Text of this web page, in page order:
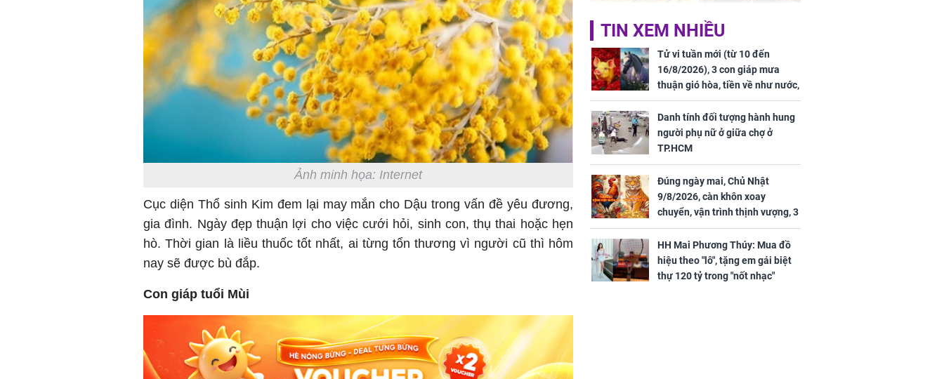
Ảnh minh họa: Internet
Cục diện Thổ sinh Kim đem lại may mắn cho Dậu trong vấn đề yêu đương,
gia đình. Ngày đẹp thuận lợi cho việc cưới hỏi, sinh con, thụ thai hoặc hẹn
hò. Thời gian là liều thuốc tốt nhất, ai từng tổn thương vì người cũ thì hôm
nay sẽ được bù đắp.
Con giáp tuổi Mùi
Giá vàng hôm nay,
ngày 8/8/2026: Tăng
vọt lên 144 triệu
đồng/lượng
'Bách Hoa Sát' vừa kết
thúc, Mạnh Tử Nghĩa
đã vướng tranh luận
Trong 4 ngày cuối
tháng 6 âm lịch, 3 con
giáp vượng phát Tài
Lộc, Phú Quý trăm bề,
đổi mệnh Phượng
Hoàng, ôm trọn cơ
ngơi đồ sộ
TIN XEM NHIỀU
Tử vi tuần mới (từ 10 đến
16/8/2026), 3 con giáp mưa
thuận gió hòa, tiền về như nước,
bạc vàng dư dả, Phú Quý Vinh
Hoa, vận trình khai sáng
Danh tính đối tượng hành hung
người phụ nữ ở giữa chợ ở
TP.HCM
Đúng ngày mai, Chủ Nhật
9/8/2026, càn khôn xoay
chuyển, vận trình thịnh vượng, 3
con giáp nhận phúc khí nhà trời,
tình tiền đỏ như son, vận may
hanh thông
HH Mai Phương Thúy: Mua đồ
hiệu theo "lô", tặng em gái biệt
thự 120 tỷ trong "nốt nhạc"